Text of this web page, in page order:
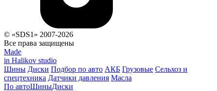
© «SDS1» 2007-2026
Все права защищены
Made
in Halikov studio
Шины Диски Подбор по авто АКБ Грузовые Сельхоз и
спецтехника Датчики давления Масла
По автоШиныДиски